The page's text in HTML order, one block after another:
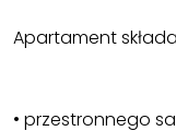
Apartament
• przestronnego